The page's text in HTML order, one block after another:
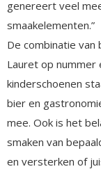
genereert veel
smaakelementen.”
De combinatie
Lauret op nummer
kinderschoenen
bier en
mee. Ook is het
smaken van
en versterken of